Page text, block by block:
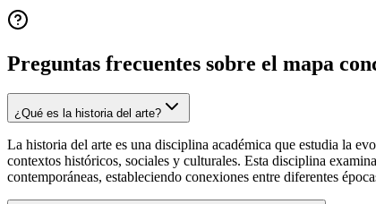
Preguntas frecuentes sobre el mapa
¿Qué es la historia del arte?
La historia del arte es una disciplina académica que estudia la
contextos históricos, sociales y culturales. Esta disciplina
contemporáneas, estableciendo conexiones entre diferentes